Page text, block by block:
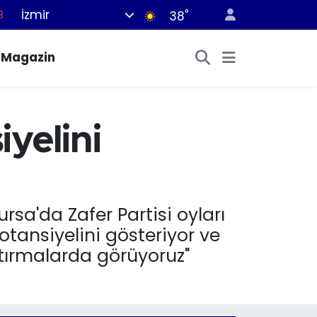
İzmir 38°
Magazin
Zafer Partisi oyları
gösteriyor ve
görüyoruz"